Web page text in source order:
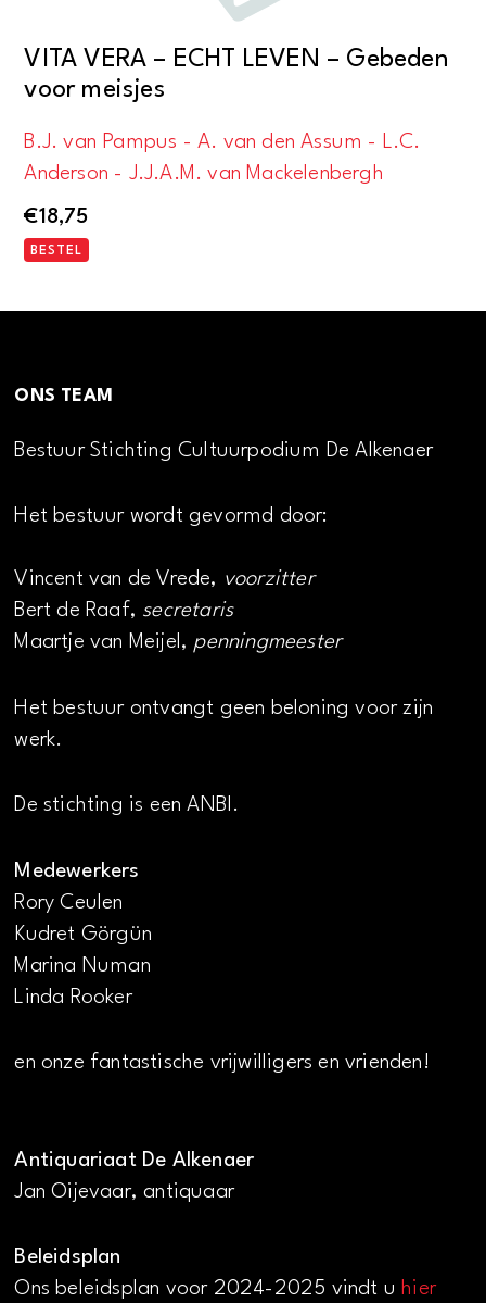
VITA VERA – ECHT LEVEN – Gebeden
voor meisjes
B.J. van Pampus - A. van den Assum - L.C.
Anderson - J.J.A.M. van Mackelenbergh
€18,75
BESTEL
ONS TEAM
Bestuur Stichting Cultuurpodium De Alkenaer
Het bestuur wordt gevormd door:
Vincent van de Vrede, voorzitter
Bert de Raaf, secretaris
Maartje van Meijel, penningmeester
Het bestuur ontvangt geen beloning voor zijn
werk.
De stichting is een ANBI.
Medewerkers
Rory Ceulen
Kudret Görgün
Marina Numan
Linda Rooker
en onze fantastische vrijwilligers en vrienden!
Antiquariaat De Alkenaer
Jan Oijevaar, antiquaar
Beleidsplan
Ons beleidsplan voor 2024-2025 vindt uhier